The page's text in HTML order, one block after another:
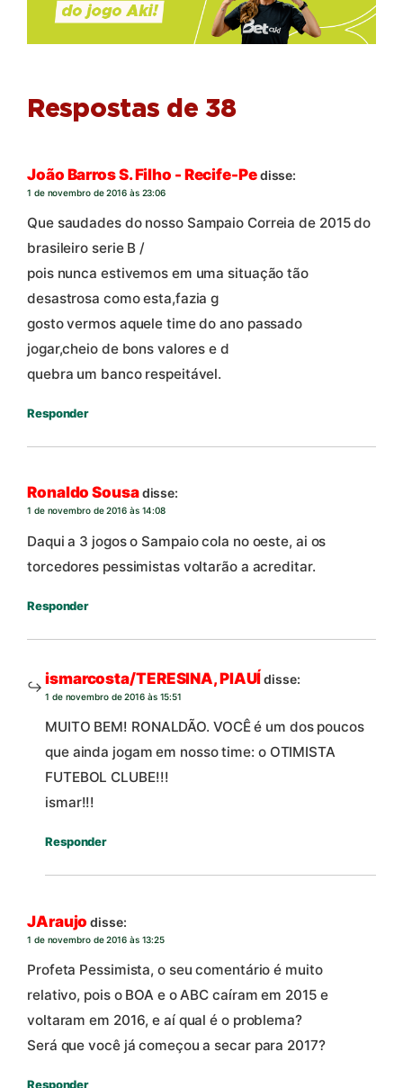
Respostas de 38
João Barros S. Filho - Recife-Pedisse:
1 de novembro de 2016 às 23:06
Que saudades do nosso Sampaio Correia de 2015 do
brasileiro serie B /
pois nunca estivemos em uma situação tão
desastrosa como esta,fazia g
gosto vermos aquele time do ano passado
jogar,cheio de bons valores e d
quebra um banco respeitável.
Responder
Ronaldo Sousadisse:
1 de novembro de 2016 às 14:08
Daqui a 3 jogos o Sampaio cola no oeste, ai os
torcedores pessimistas voltarão a acreditar.
Responder
ismarcosta/TERESINA, PIAUÍdisse:
1 de novembro de 2016 às 15:51
MUITO BEM! RONALDÃO. VOCÊ é um dos poucos
que ainda jogam em nosso time: o OTIMISTA
FUTEBOL CLUBE!!!
ismar!!!
Responder
JAraujo disse:
1 de novembro de 2016 às 13:25
Profeta Pessimista, o seu comentário é muito
relativo, pois o BOA e o ABC caíram em 2015 e
voltaram em 2016, e aí qual é o problema?
Será que você já começou a secar para 2017?
Responder